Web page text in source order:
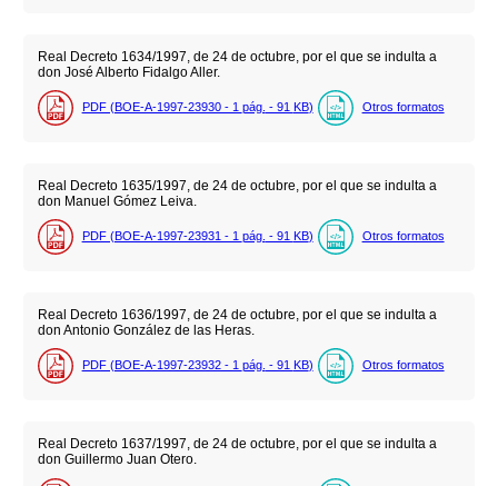
Real Decreto 1634/1997, de 24 de octubre, por el que se indulta a
don José Alberto Fidalgo Aller.
PDF (BOE-A-1997-23930 - 1 pág. - 91 KB) Otros formatos
Real Decreto 1635/1997, de 24 de octubre, por el que se indulta a
don Manuel Gómez Leiva.
PDF (BOE-A-1997-23931 - 1 pág. - 91 KB) Otros formatos
Real Decreto 1636/1997, de 24 de octubre, por el que se indulta a
don Antonio González de las Heras.
PDF (BOE-A-1997-23932 - 1 pág. - 91 KB) Otros formatos
Real Decreto 1637/1997, de 24 de octubre, por el que se indulta a
don Guillermo Juan Otero.